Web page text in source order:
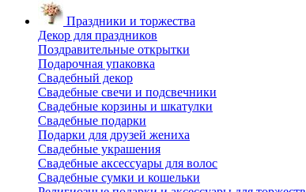
Праздники и торжества
Декор для праздников
Поздравительные открытки
Подарочная упаковка
Свадебный декор
Свадебные свечи и подсвечники
Свадебные корзины и шкатулки
Свадебные подарки
Подарки для друзей жениха
Свадебные украшения
Свадебные аксессуары для волос
Свадебные сумки и кошельки